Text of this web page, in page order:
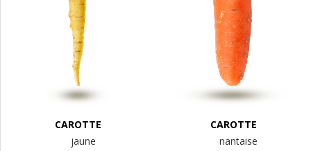
CAROTTE
jaune
CAROTTE
nantaise